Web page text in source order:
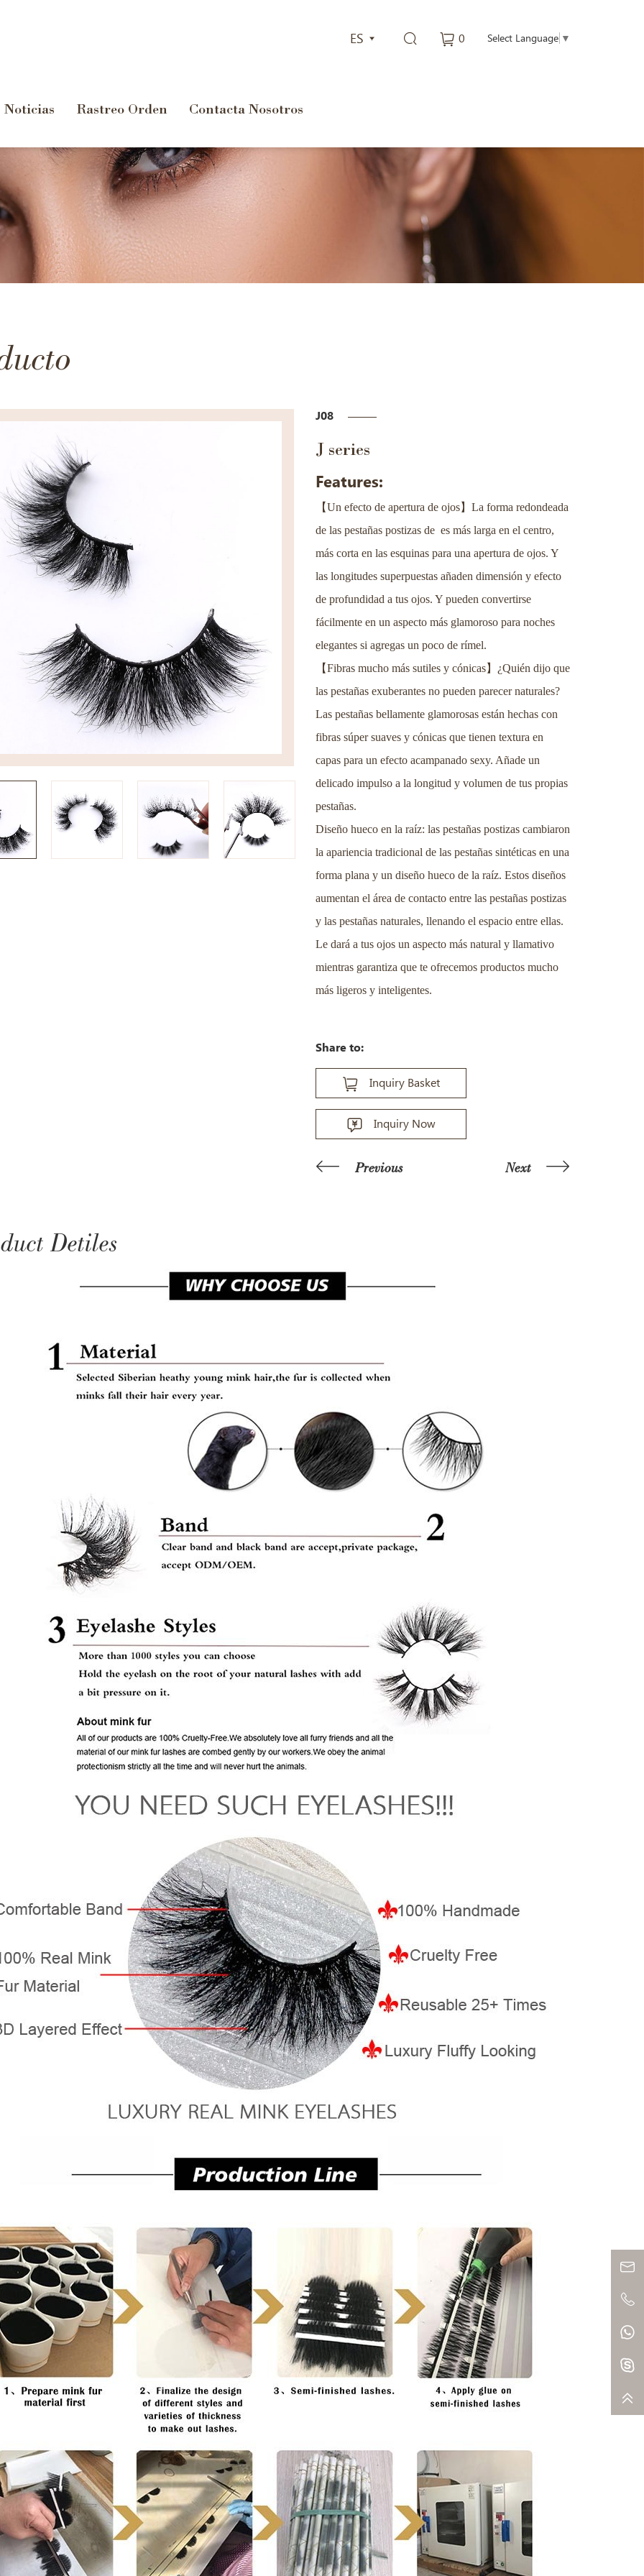
Select Language ▼
0
ES
Noticias Rastreo Orden Contacta Nosotros
J08
J series
Features:
【Un efecto de apertura de ojos】 La forma redondeada
de las pestañas postizas de es más larga en el centro,
más corta en las esquinas para una apertura de ojos. Y
las longitudes superpuestas añaden dimensión y efecto
de profundidad a tus ojos. Y pueden convertirse
fácilmente en un aspecto más glamoroso para noches
elegantes si agregas un poco de rímel.
【Fibras mucho más sutiles y cónicas】
¿Quién dijo que
las pestañas exuberantes no pueden parecer naturales?
Las pestañas bellamente glamorosas están hechas con
fibras súper suaves y cónicas que tienen textura en
capas para un efecto acampanado sexy. Añade un
delicado impulso a la longitud y volumen de tus propias
pestañas.
Diseño hueco en la raíz: las pestañas postizas cambiaron
la apariencia tradicional de las pestañas sintéticas en una
forma plana y un diseño hueco de la raíz. Estos diseños
aumentan el área de contacto entre las pestañas postizas
y las pestañas naturales, llenando el espacio entre ellas.
Le dará a tus ojos un aspecto más natural y llamativo
mientras garantiza que te ofrecemos productos mucho
más ligeros y inteligentes.
Share to:
Inquiry Basket
Inquiry Now
Previous Next
Detiles